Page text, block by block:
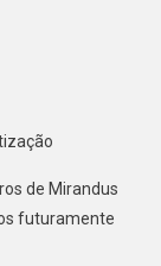
de Mirandus
futuramente